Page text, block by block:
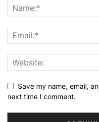
Save my name, email,
next time I comment.